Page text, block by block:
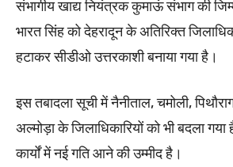
संभागीय खाद्य नियंत्रक कुमाऊं संभाग की
भारत सिंह को देहरादून के अतिरिक्त
हटाकर सीडीओ उत्तरकाशी बनाया गया है।
इस तबादला सूची में नैनीताल, चमोली,
अल्मोड़ा के जिलाधिकारियों को भी बदला
कार्यों में नई गति आने की उम्मीद है।